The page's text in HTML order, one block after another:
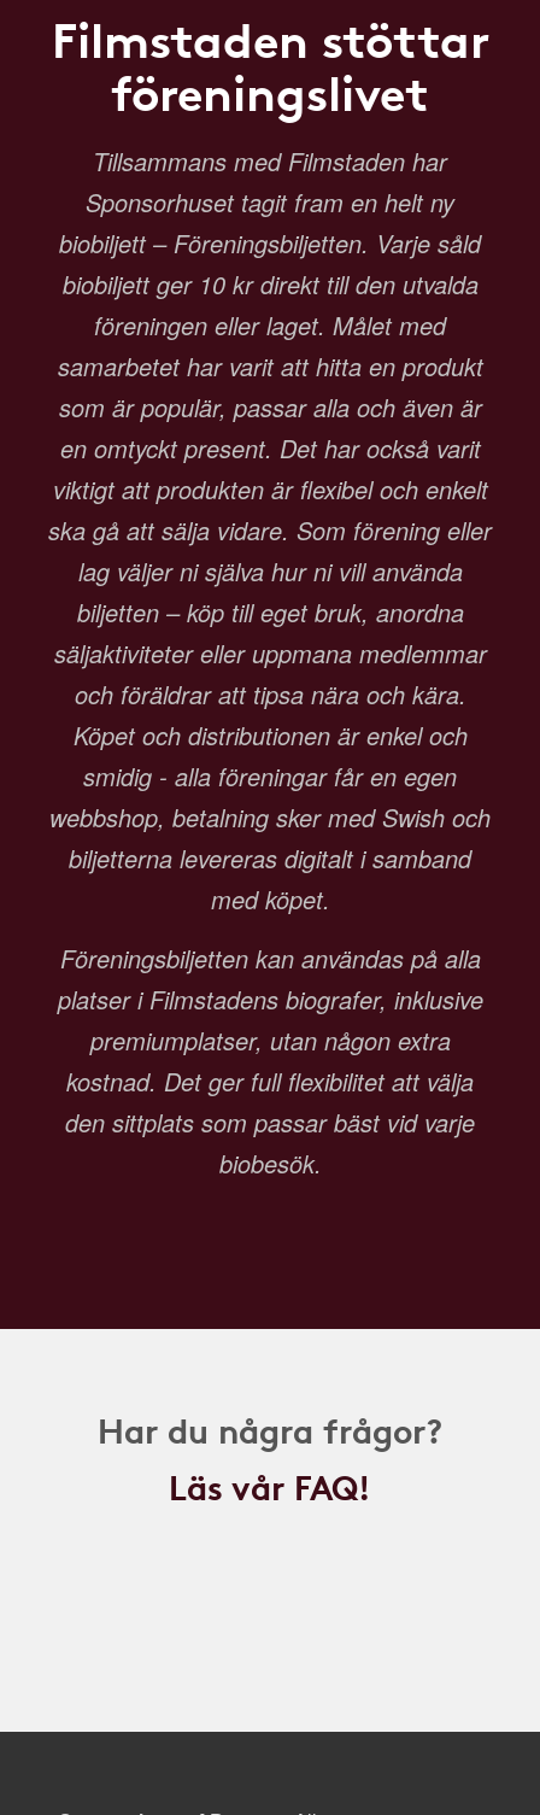
Filmstaden stöttar
föreningslivet
Tillsammans med Filmstaden har
Sponsorhuset tagit fram en helt ny
biobiljett – Föreningsbiljetten. Varje såld
biobiljett ger 10 kr direkt till den utvalda
föreningen eller laget. Målet med
samarbetet har varit att hitta en produkt
som är populär, passar alla och även är
en omtyckt present. Det har också varit
viktigt att produkten är flexibel och enkelt
ska gå att sälja vidare. Som förening eller
lag väljer ni själva hur ni vill använda
biljetten – köp till eget bruk, anordna
säljaktiviteter eller uppmana medlemmar
och föräldrar att tipsa nära och kära.
Köpet och distributionen är enkel och
smidig - alla föreningar får en egen
webbshop, betalning sker med Swish och
biljetterna levereras digitalt i samband
med köpet.
Föreningsbiljetten kan användas på alla
platser i Filmstadens biografer, inklusive
premiumplatser, utan någon extra
kostnad. Det ger full flexibilitet att välja
den sittplats som passar bäst vid varje
biobesök.
Har du några frågor?
Läs vår FAQ!